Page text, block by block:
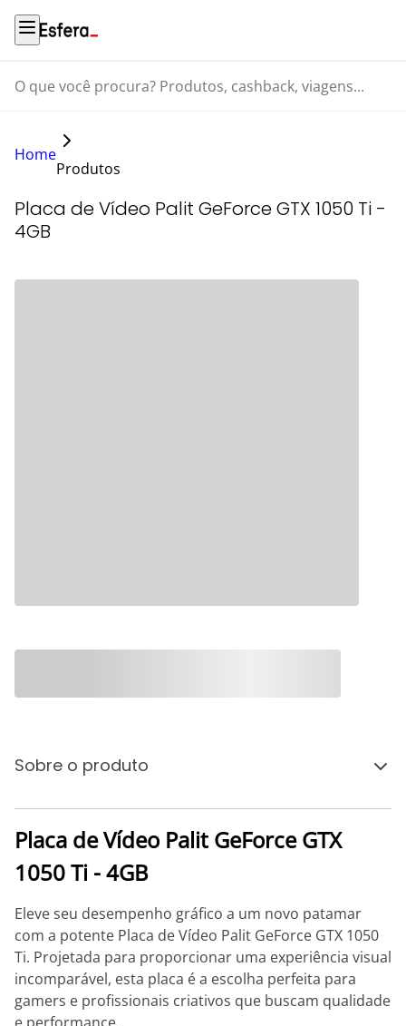
O que você procura? Produtos, cashback, viagens...
Home
Produtos
Placa de Vídeo Palit GeForce GTX 1050 Ti -
4GB
Sobre o produto
Placa de Vídeo Palit GeForce GTX
1050 Ti - 4GB
Eleve seu desempenho gráfico a um novo patamar
com a potente Placa de Vídeo Palit GeForce GTX 1050
Ti. Projetada para proporcionar uma experiência visual
incomparável, esta placa é a escolha perfeita para
gamers e profissionais criativos que buscam qualidade